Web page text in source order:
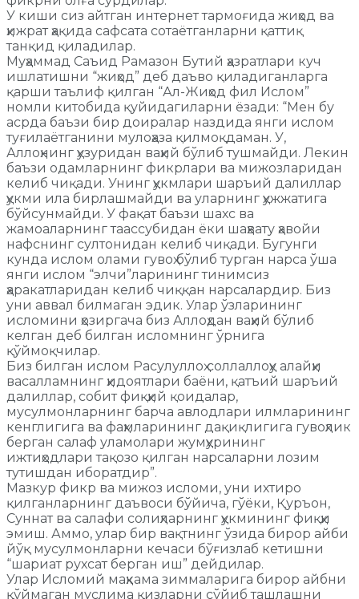
У киши сиз айтган интернет тармоғида жиҳод ва
ҳижрат ҳақида сафсата сотаётганларни қаттиқ
танқид қиладилар.
Муҳаммад Саъид Рамазон Бутий ҳазратлари куч
ишлатишни “жиҳод” деб даъво қиладиганларга
қарши таълиф қилган “Ал-Жиҳод фил Ислом”
номли китобида қуйидагиларни ёзади: “Мен бу
асрда баъзи бир доиралар наздида янги ислом
туғилаётганини мулоҳаза қилмоқдаман. У,
Аллоҳнинг ҳузуридан ваҳий бўлиб тушмайди. Лекин
баъзи одамларнинг фикрлари ва мижозларидан
келиб чиқади. Унинг ҳукмлари шаръий далиллар
ҳукми ила бирлашмайди ва уларнинг ҳужжатига
бўйсунмайди. У фақат баъзи шахс ва
жамоаларнинг таассубидан ёки шаҳвату ҳавойи
нафснинг султонидан келиб чиқади. Бугунги
кунда ислом олами гувоҳ бўлиб турган нарса ўша
янги ислом “элчи”ларининг тинимсиз
ҳаракатларидан келиб чиққан нарсалардир. Биз
уни аввал билмаган эдик. Улар ўзларининг
исломини ҳозиргача биз Аллоҳдан ваҳий бўлиб
келган деб билган исломнинг ўрнига
қўймоқчилар.
Биз билган ислом Расулуллоҳ соллаллоҳу алайҳи
васалламнинг ҳидоятлари баёни, қатъий шаръий
далиллар, собит фиқҳий қоидалар,
мусулмонларнинг барча авлодлари илмларининг
кенглигига ва фаҳмларининг дақиқлигига гувоҳлик
берган салаф уламолари жумҳурининг
ижтиҳодлари тақозо қилган нарсаларни лозим
тутишдан иборатдир”.
Мазкур фикр ва мижоз исломи, уни ихтиро
қилганларнинг даъвоси бўйича, гўёки, Қуръон,
Суннат ва салафи солиҳларнинг ҳукмининг фиқҳи
эмиш. Аммо, улар бир вақтнинг ўзида бирор айби
йўқ мусулмонларни кечаси бўғизлаб кетишни
“шариат рухсат берган иш” дейдилар.
Улар Исломий маҳкама зиммаларига бирор айбни
қўймаган муслима қизларни сўйиб ташлашни